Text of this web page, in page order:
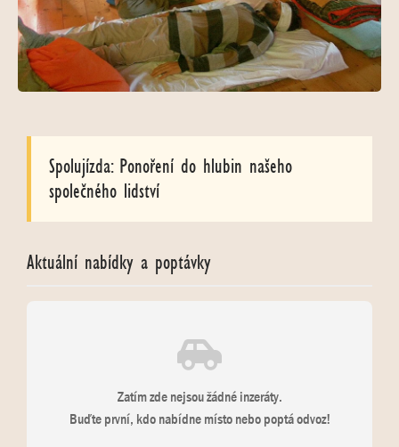
Spolujízda: Ponoření do hlubin našeho
společného lidství
Aktuální nabídky a poptávky
Zatím zde nejsou žádné inzeráty.
Buďte první, kdo nabídne místo nebo poptá odvoz!